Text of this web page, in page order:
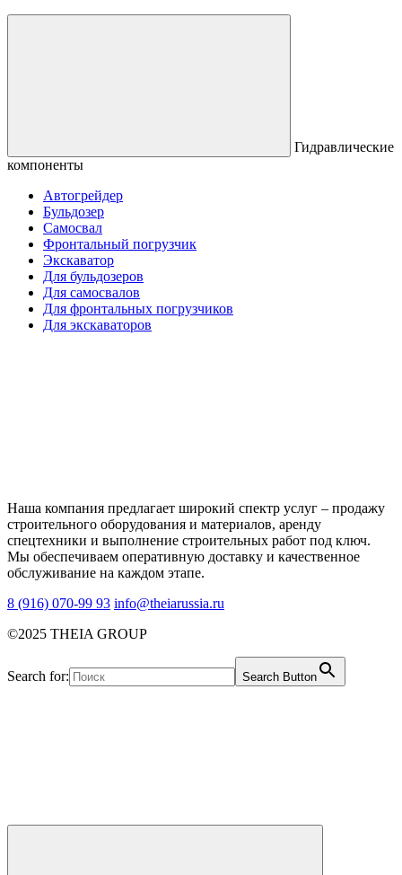
Гидравлические
компоненты
Автогрейдер
Бульдозер
Самосвал
Фронтальный погрузчик
Экскаватор
Для бульдозеров
Для самосвалов
Для фронтальных погрузчиков
Для экскаваторов
Наша компания предлагает широкий спектр услуг – продажу
строительного оборудования и материалов, аренду
спецтехники и выполнение строительных работ под ключ.
Мы обеспечиваем оперативную доставку и качественное
обслуживание на каждом этапе.
8 (916) 070-99 93 info@theiarussia.ru
©2025 THEIA GROUP
Search for: Search Button